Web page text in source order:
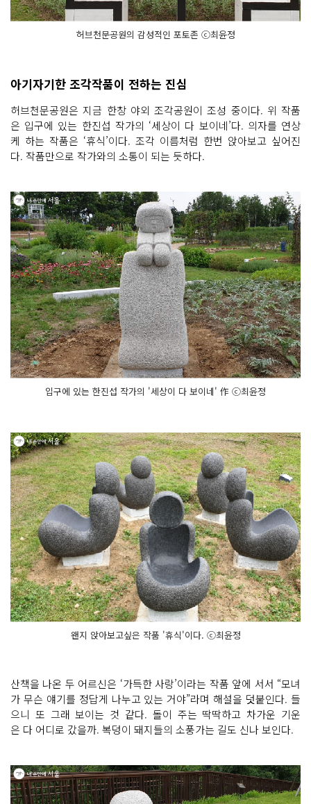
허브천문공원의 감성적인 포토존 ⓒ최윤정
아기자기한 조각작품이 전하는 진심
허브천문공원은 지금 한창 야외 조각공원이 조성 중이다. 위 작품
은 입구에 있는 한진섭 작가의 ‘세상이 다 보이네’다. 의자를 연상
케 하는 작품은 ‘휴식’이다. 조각 이름처럼 한번 앉아보고 싶어진
다. 작품만으로 작가와의 소통이 되는 듯하다.
입구에 있는 한진섭 작가의 '세상이 다 보이네' 作 ⓒ최윤정
왠지 앉아보고싶은 작품 '휴식'이다. ⓒ최윤정
산책을 나온 두 어르신은 ‘가득한 사랑’이라는 작품 앞에 서서 “모녀
가 무슨 얘기를 정답게 나누고 있는 거야”라며 해설을 덧붙인다. 들
으니 또 그래 보이는 것 같다. 돌이 주는 딱딱하고 차가운 기운
은 다 어디로 갔을까. 복덩이 돼지들의 소풍가는 길도 신나 보인다.